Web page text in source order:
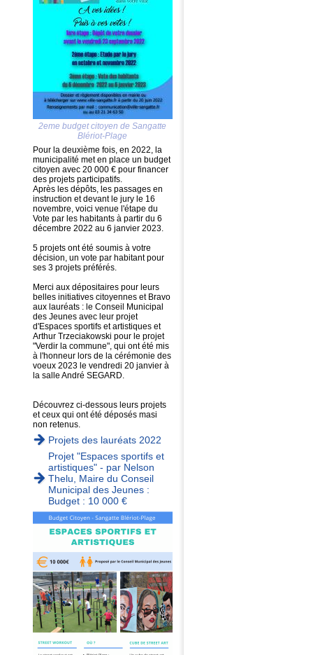
2eme budget citoyen de Sangatte
Blériot-Plage
Pour la deuxième fois, en 2022, la
municipalité met en place un budget
citoyen avec 20 000 € pour financer
des projets participatifs.
Après les dépôts, les passages en
instruction et devant le jury le 16
novembre, voici venue l'étape du
Vote par les habitants à partir du 6
décembre 2022 au 6 janvier 2023.
5 projets ont été soumis à votre
décision, un vote par habitant pour
ses 3 projets préférés.
Merci aux dépositaires pour leurs
belles initiatives citoyennes et Bravo
aux lauréats : le Conseil Municipal
des Jeunes avec leur projet
d'Espaces sportifs et artistiques et
Arthur Trzeciakowski pour le projet
"Verdir la commune", qui ont été mis
à l'honneur lors de la cérémonie des
voeux 2023 le vendredi 20 janvier à
la salle André SEGARD.
Découvrez ci-dessous leurs projets
et ceux qui ont été déposés masi
non retenus.
Projets des lauréats 2022
Projet "Espaces sportifs et
artistiques" - par Nelson
Thelu, Maire du Conseil
Municipal des Jeunes :
Budget : 10 000 €